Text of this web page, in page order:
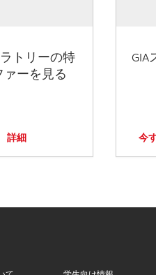
トリーの特
ァーを見る
詳細
GIA
今